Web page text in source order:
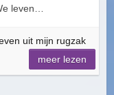
leven…
uit mijn rugzak
meer lezen